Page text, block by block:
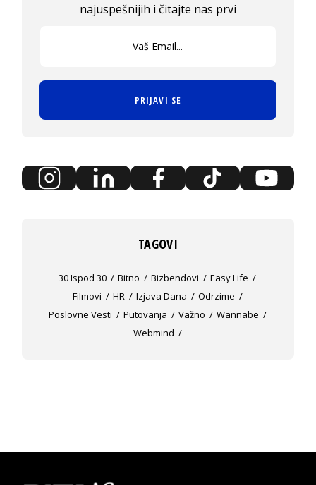
najuspešnijih i čitajte nas prvi
PRIJAVI SE
TAGOVI
30 Ispod 30 Bitno Bizbendovi
Easy Life
Filmovi
HR Izjava Dana
Odrzime
Poslovne Vesti
Putovanja Važno
Wannabe
Webmind